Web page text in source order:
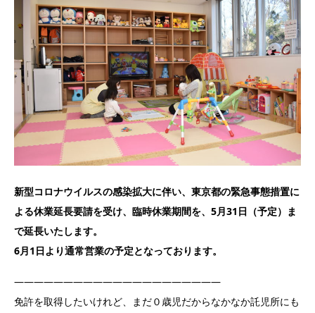
新型コロナウイルスの感染拡大に伴い、東京都の緊急事態措置に
よる休業延長要請を受け、臨時休業期間を、5月31日（予定）ま
で延長いたします。
6月1日より通常営業の予定となっております。
—————————————————————
免許を取得したいけれど、まだ０歳児だからなかなか託児所にも